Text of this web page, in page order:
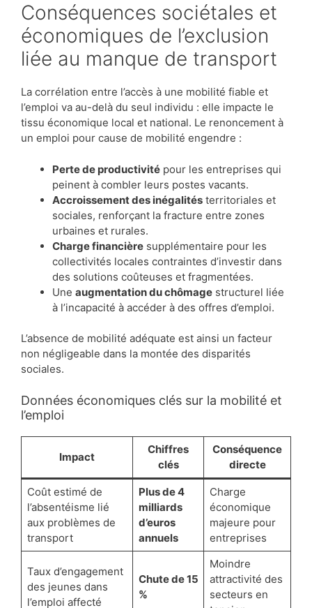
Conséquences sociétales et
économiques de l’exclusion
liée au manque de transport
La corrélation entre l’accès à une mobilité fiable et
l’emploi va au-delà du seul individu : elle impacte le
tissu économique local et national. Le renoncement à
un emploi pour cause de mobilité engendre :
Perte de productivité pour les entreprises qui
peinent à combler leurs postes vacants.
Accroissement des inégalités territoriales et
sociales, renforçant la fracture entre zones
urbaines et rurales.
Charge financière supplémentaire pour les
collectivités locales contraintes d’investir dans
des solutions coûteuses et fragmentées.
Une augmentation du chômage structurel liée
à l’incapacité à accéder à des offres d’emploi.
L’absence de mobilité adéquate est ainsi un facteur
non négligeable dans la montée des disparités
sociales.
Données économiques clés sur la mobilité et
l’emploi
Impact
Chiffres
clés
Conséquence
directe
Coût estimé de
l’absentéisme lié
aux problèmes de
transport
Plus de 4
milliards
d’euros
annuels
Charge
économique
majeure pour
entreprises
Taux d’engagement
des jeunes dans
l’emploi affecté
Chute de 15
%
Moindre
attractivité des
secteurs en